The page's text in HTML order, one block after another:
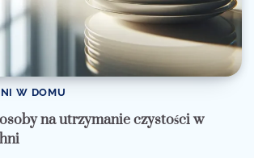
W DOMU
na utrzymanie czystości w